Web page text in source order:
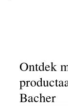
Ontdek
Bacher